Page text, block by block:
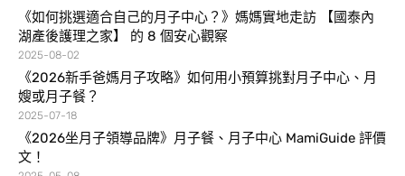
《如何挑選適合自己的月子中心？》媽媽實地走訪 【國泰內
湖產後護理之家】 的 8 個安心觀察
2025-08-02
《2026新手爸媽月子攻略》如何用小預算挑對月子中心、月
嫂或月子餐？
2025-07-18
《2026坐月子領導品牌》月子餐、月子中心 MamiGuide 評價
文！